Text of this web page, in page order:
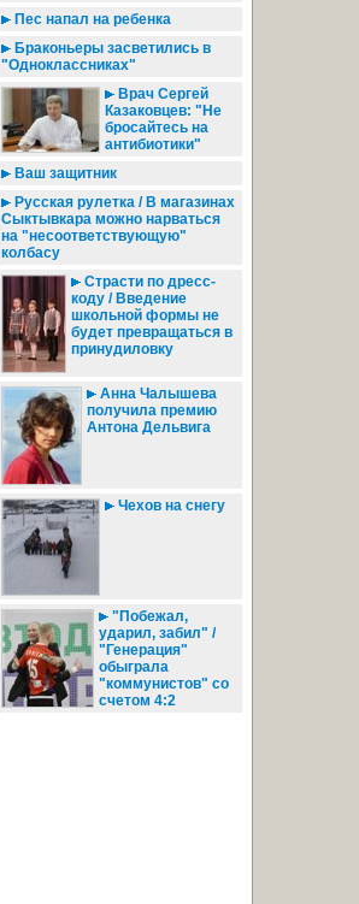
Пес напал на ребенка
Браконьеры засветились в
"Одноклассниках"
Врач Сергей
Казаковцев: "Не
бросайтесь на
антибиотики"
Ваш защитник
Русская рулетка / В магазинах
Сыктывкара можно нарваться
на "несоответствующую"
колбасу
Страсти по дресс-
коду / Введение
школьной формы не
будет превращаться в
принудиловку
Анна Чалышева
получила премию
Антона Дельвига
Чехов на снегу
"Побежал,
ударил, забил" /
"Генерация"
обыграла
"коммунистов" со
счетом 4:2